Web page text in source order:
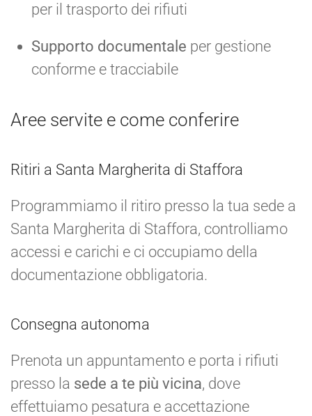
per il trasporto dei rifiuti
Supporto documentale per gestione
conforme e tracciabile
Aree servite e come conferire
Ritiri a Santa Margherita di Staffora
Programmiamo il ritiro presso la tua sede a
Santa Margherita di Staffora, controlliamo
accessi e carichi e ci occupiamo della
documentazione obbligatoria.
Consegna autonoma
Prenota un appuntamento e porta i rifiuti
presso la sede a te più vicina, dove
effettuiamo pesatura e accettazione